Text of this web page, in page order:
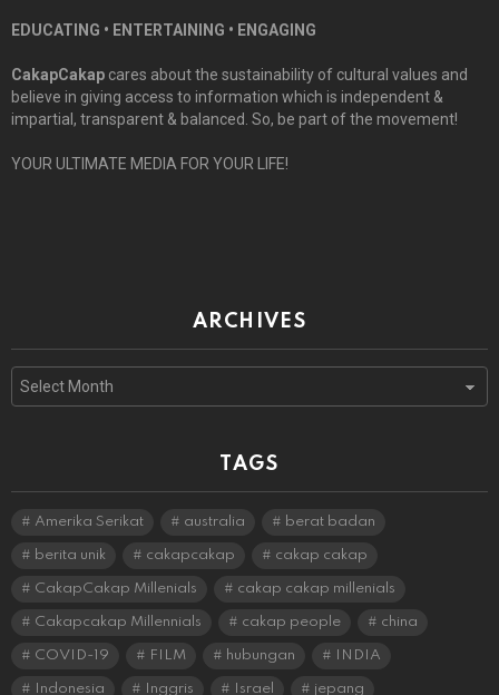
EDUCATING • ENTERTAINING • ENGAGING
CakapCakap cares about the sustainability of cultural values and
believe in giving access to information which is independent &
impartial, transparent & balanced. So, be part of the movement!
YOUR ULTIMATE MEDIA FOR YOUR LIFE!
ARCHIVES
Archives
TAGS
Amerika Serikat australia berat badan
berita unik cakapcakap cakap cakap
CakapCakap Millenials cakap cakap millenials
Cakapcakap Millennials cakap people china
COVID-19 FILM hubungan INDIA
Indonesia Inggris Israel jepang